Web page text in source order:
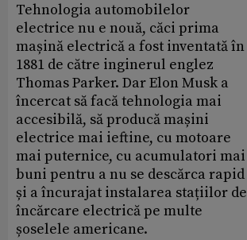
Tehnologia automobilelor
electrice nu e nouă, căci prima
mașină electrică a fost inventată în
1881 de către inginerul englez
Thomas Parker. Dar Elon Musk a
încercat să facă tehnologia mai
accesibilă, să producă mașini
electrice mai ieftine, cu motoare
mai puternice, cu acumulatori mai
buni pentru a nu se descărca rapid
și a încurajat instalarea stațiilor de
încărcare electrică pe multe
șoselele americane.